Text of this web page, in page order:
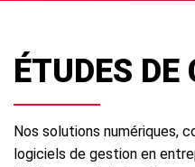
ÉTUDES DE
Nos solutions numériques,
logiciels de gestion en